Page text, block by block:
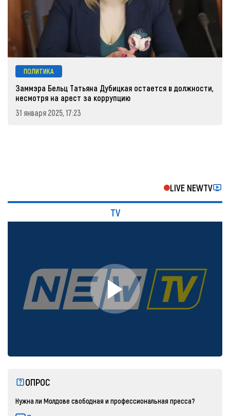
ПОЛИТИКА
Заммэра Бельц Татьяна Дубицкая остается в должности,
несмотря на арест за коррупцию
31 января 2025, 17:23
LIVE NEWTV
TV
ОПРОС
Нужна ли Молдове свободная и профессиональная пресса?